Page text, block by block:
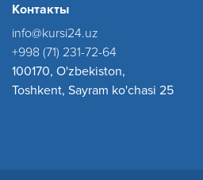
Контакты
info@kursi24.uz
+998 (71) 231-72-64
100170, O'zbekiston,
Toshkent, Sayram ko'chasi 25